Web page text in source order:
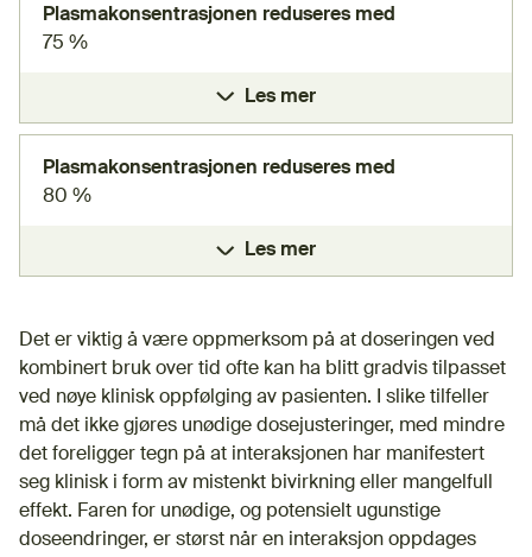
Plasmakonsentrasjonen reduseres med
75 %
Les mer
Plasmakonsentrasjonen reduseres med
80 %
Les mer
Det er viktig å være oppmerksom på at doseringen ved
kombinert bruk over tid ofte kan ha blitt gradvis tilpasset
ved nøye klinisk oppfølging av pasienten. I slike tilfeller
må det ikke gjøres unødige dosejusteringer, med mindre
det foreligger tegn på at interaksjonen har manifestert
seg klinisk i form av mistenkt bivirkning eller mangelfull
effekt. Faren for unødige, og potensielt ugunstige
doseendringer, er størst når en interaksjon oppdages